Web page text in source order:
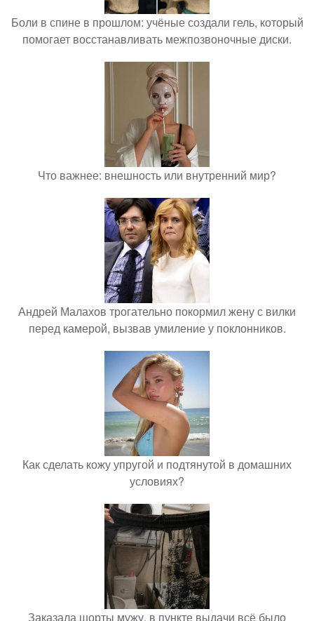
Боли в спине в прошлом: учёные создали гель, который
помогает восстанавливать межпозвоночные диски.
Что важнее: внешность или внутренний мир?
Андрей Малахов трогательно покормил жену с вилки
перед камерой, вызвав умиление у поклонников.
Как сделать кожу упругой и подтянутой в домашних
условиях?
Заказала шорты мужу, в пункте выдачи всё было